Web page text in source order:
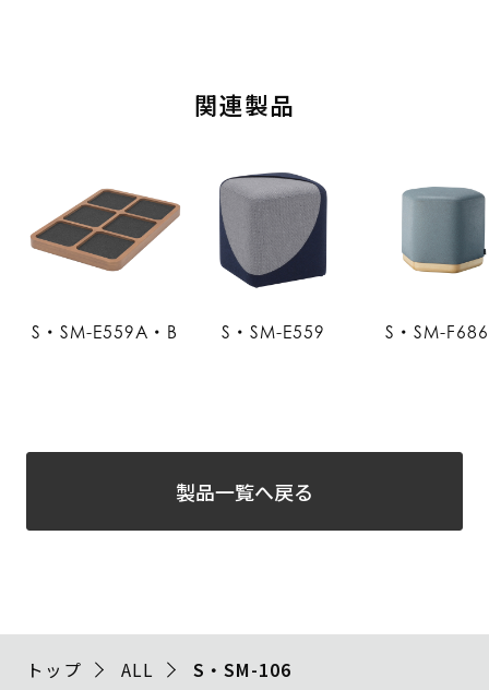
関連製品
S・SM-E559A・B S・SM-E559 S・SM-
製品一覧へ戻る
トップ ALL S・SM-106